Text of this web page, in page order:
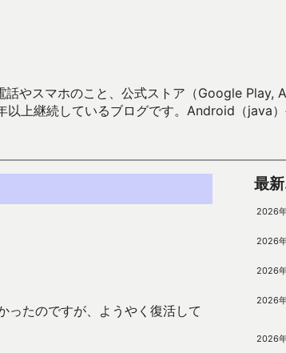
やスマホのこと、公式ストア（Google Play,
以上継続しているブログです。Android（java
ったのですが、ようやく復活して
最
2026
2026
2026
2026
2026